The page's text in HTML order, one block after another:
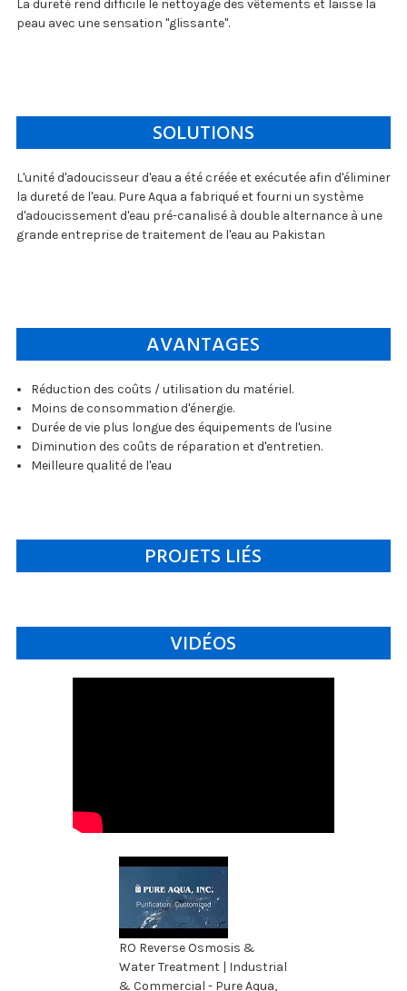
La dureté rend difficile le nettoyage des vêtements et laisse la
peau avec une sensation "glissante".
SOLUTIONS
L'unité d'adoucisseur d'eau a été créée et exécutée afin d'éliminer
la dureté de l'eau. Pure Aqua a fabriqué et fourni un système
d'adoucissement d'eau pré-canalisé à double alternance à une
grande entreprise de traitement de l'eau au Pakistan
AVANTAGES
Réduction des coûts / utilisation du matériel.
Moins de consommation d'énergie.
Durée de vie plus longue des équipements de l'usine
Diminution des coûts de réparation et d'entretien.
Meilleure qualité de l'eau
PROJETS LIÉS
VIDÉOS
RO Reverse Osmosis &
Water Treatment | Industrial
& Commercial - Pure Aqua,